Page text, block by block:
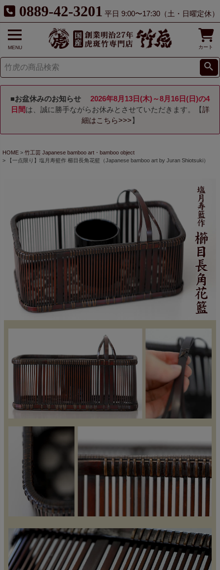
0889-42-3201 平日 9:00〜17:30（土・日曜定休）
MENU カート
■お盆休みのお知らせ
2026年8月13日(木)～8月16日(日)の4
日間は、誠に勝手ながらお休みとさせていただきます。【詳
細はこちら>>> 】
HOME
竹工芸 Japanese bamboo art・bamboo object
【一点限り】塩月寿籃作 櫛目長角花籃（Japanese bamboo art by Juran Shiotsuki）